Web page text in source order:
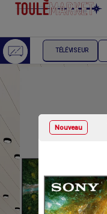
Nouveau
TÉLÉVISEUR